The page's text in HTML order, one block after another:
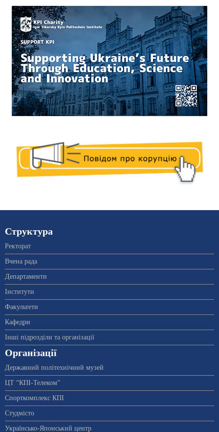
Структура
Ректорат
Вчена рада
Департаменти
Інститути
Факультети
Кафедри
Інші підрозділи та організації
Організації
Державний політехнічний музей
ЦТ “КПІ-Телеком”
Спорткомплекс КПІ
Студмісто
Українсько-Японський центр